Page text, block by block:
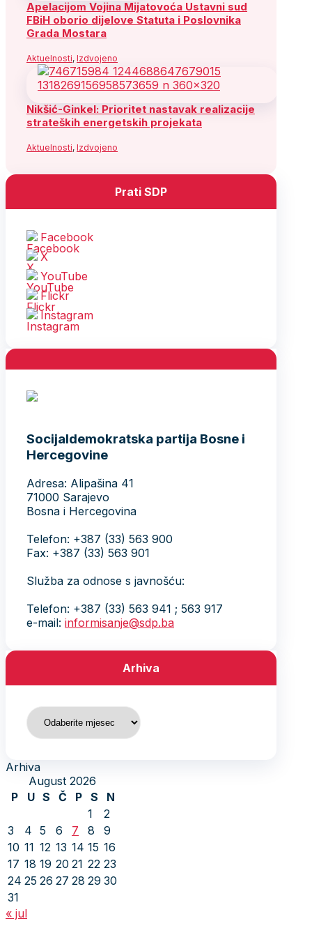
Apelacijom Vojina Mijatovoća Ustavni sud
FBiH oborio dijelove Statuta i Poslovnika
Grada Mostara
Aktuelnosti, Izdvojeno
Nikšić-Ginkel: Prioritet nastavak realizacije
strateških energetskih projekata
Aktuelnosti, Izdvojeno
Prati SDP
Facebook
X
YouTube
Flickr
Instagram
Socijaldemokratska partija Bosne i
Hercegovine
Adresa: Alipašina 41
71000 Sarajevo
Bosna i Hercegovina
Telefon: +387 (33) 563 900
Fax: +387 (33) 563 901
Služba za odnose s javnošću:
Telefon: +387 (33) 563 941 ; 563 917
e-mail: informisanje@sdp.ba
Arhiva
Arhiva
Arhiva
August 2026
P
U S Č P S
N
1
2
3
4 5 6 7 8
9
10 11 12 13 14 15 16
17 18 19 20 21 22 23
24 25 26 27 28 29 30
31
« jul